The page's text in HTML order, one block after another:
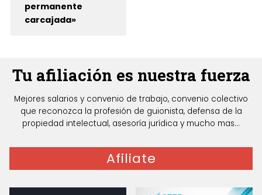
permanente
carcajada»
Tu afiliación es nuestra fuerza
Mejores salarios y convenio de trabajo, convenio colectivo
que reconozca la profesión de guionista, defensa de la
propiedad intelectual, asesoría jurídica y mucho mas...
Afiliate